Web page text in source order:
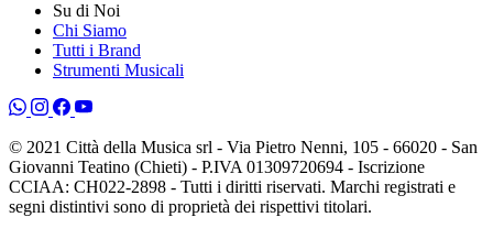
Su di Noi
Chi Siamo
Tutti i Brand
Strumenti Musicali
© 2021 Città della Musica srl - Via Pietro Nenni, 105 - 66020 - San
Giovanni Teatino (Chieti) - P.IVA 01309720694 - Iscrizione
CCIAA: CH022-2898 - Tutti i diritti riservati. Marchi registrati e
segni distintivi sono di proprietà dei rispettivi titolari.